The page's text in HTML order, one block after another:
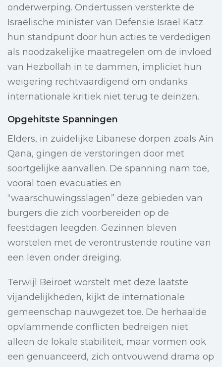
onderwerping. Ondertussen versterkte de
Israëlische minister van Defensie Israel Katz
hun standpunt door hun acties te verdedigen
als noodzakelijke maatregelen om de invloed
van Hezbollah in te dammen, impliciet hun
weigering rechtvaardigend om ondanks
internationale kritiek niet terug te deinzen.
Opgehitste Spanningen
Elders, in zuidelijke Libanese dorpen zoals Ain
Qana, gingen de verstoringen door met
soortgelijke aanvallen. De spanning nam toe,
vooral toen evacuaties en
“waarschuwingsslagen” deze gebieden van
burgers die zich voorbereiden op de
feestdagen leegden. Gezinnen bleven
worstelen met de verontrustende routine van
een leven onder dreiging.
Terwijl Beiroet worstelt met deze laatste
vijandelijkheden, kijkt de internationale
gemeenschap nauwgezet toe. De herhaalde
opvlammende conflicten bedreigen niet
alleen de lokale stabiliteit, maar vormen ook
een genuanceerd, zich ontvouwend drama op